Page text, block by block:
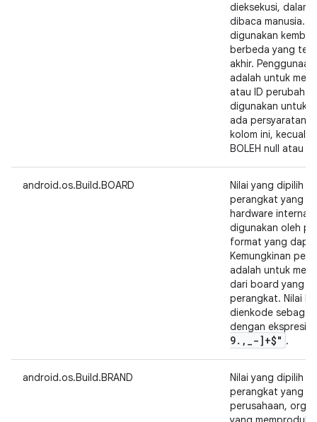
dieksekusi,
dibaca manusia.
digunakan
berbeda yang
akhir.
adalah untuk
atau ID
digunakan untuk
ada persyaratan
kolom ini, kecuali
BOLEH null atau
android.os.Build.BOARD
Nilai yang dipilih
perangkat yang
hardware internal
digunakan oleh
format yang
Kemungkinan
adalah untuk
dari board yang
perangkat. Nilai
dienkode sebagai
dengan ekspresi
9. , _-]+$" .
android.os.Build.BRAND
Nilai yang dipilih
perangkat yang
perusahaan,